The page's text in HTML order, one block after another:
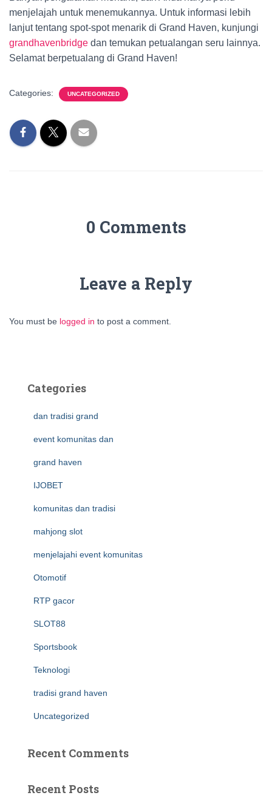
menjelajah untuk menemukannya. Untuk informasi lebih
lanjut tentang spot-spot menarik di Grand Haven, kunjungi
grandhavenbridge dan temukan petualangan seru lainnya.
Selamat berpetualang di Grand Haven!
Categories: UNCATEGORIZED
0 Comments
Leave a Reply
You must be logged in to post a comment.
Categories
dan tradisi grand
event komunitas dan
grand haven
IJOBET
komunitas dan tradisi
mahjong slot
menjelajahi event komunitas
Otomotif
RTP gacor
SLOT88
Sportsbook
Teknologi
tradisi grand haven
Uncategorized
Recent Comments
Recent Posts